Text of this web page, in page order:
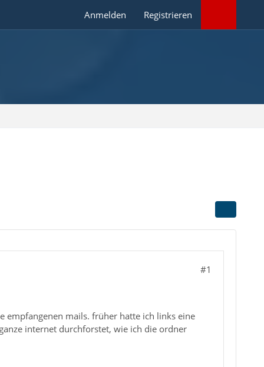
Anmelden Registrieren
#1
empfangenen mails. früher hatte ich links eine
internet durchforstet, wie ich die ordner